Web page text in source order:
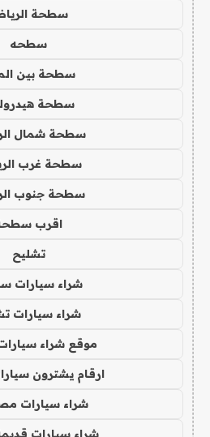
سطحة
سطحه
سطحة بين
سطحة
سطحة شمال
سطحة غرب
سطحة جنوب
اقرب
تشليح
شراء سيارات
شراء سيارات
موقع شراء
ارقام يشترون
شراء سيارات
شراء سيارات